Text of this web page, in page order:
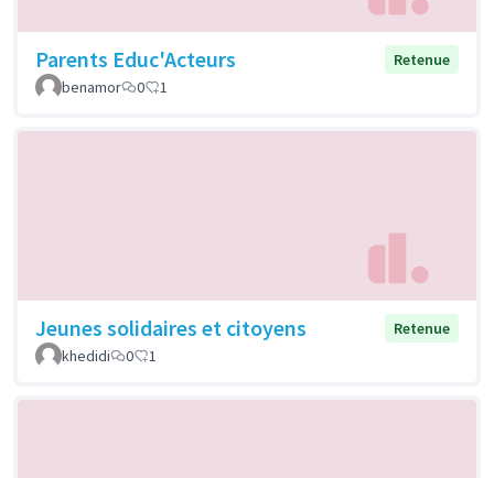
Parents Educ'Acteurs
Retenue
benamor
0 1
Jeunes solidaires et citoyens
Retenue
khedidi
0 1